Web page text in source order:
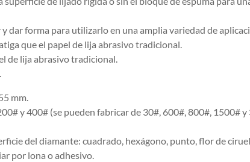
dar forma para utilizarlo en una amplia variedad de
que el papel de lija abrasivo tradicional.
de lija abrasivo tradicional.
mm.
y 400# (se pueden fabricar de 30#, 600#, 800#, 1500#
del diamante: cuadrado, hexágono, punto, flor de
por lona o adhesivo.